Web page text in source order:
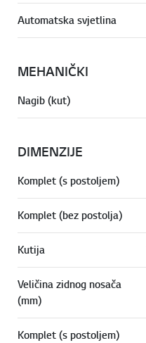
Automatska svjetlina
MEHANIČKI
Nagib (kut)
DIMENZIJE
Komplet (s postoljem)
Komplet (bez postolja)
Kutija
Veličina zidnog nosača
(mm)
Komplet (s postoljem)